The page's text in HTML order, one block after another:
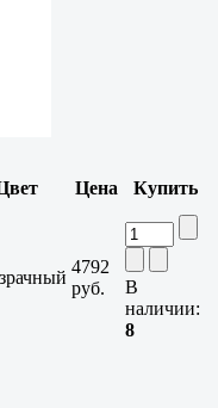
Цена Купить
4792
руб.
В
наличии:
8